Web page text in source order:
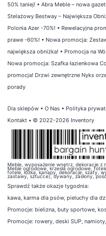
50% taniej! • Abra Meble – nowa
Stelażowy Bestway – Największa
Polonia Azer -70%! • Rewelacyjna
prawe -60%! • Nowa promocja:
największa obniżka! • Promocja na
Nowa promocja: Szafka łazienkowa
promocja! Drzwi zewnętrzne Nyks
porady
Dla sklepów • O Nas • Polityka
Kontakt • © 2022-2026 Inventory
Meble, wyposażenie wnętrz, dekoracje z
Meble ogrodowe, krzesła ogrodowe,
fotele, łóżka, kanapy, dekoracje, szafy,
zastawy, sztućce), dywany, zasłony,
Sprawdź także okazje tygodnia:
kawa, karma dla psów, pieluchy dla
Promocje: bielizna, buty sportowe,
Promocje: rowery, deski SUP, namioty,